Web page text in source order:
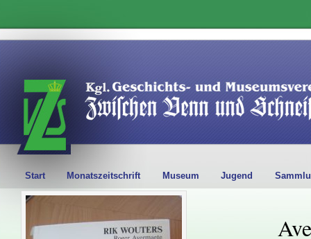
Start Monatszeitschrift Museum Jugend